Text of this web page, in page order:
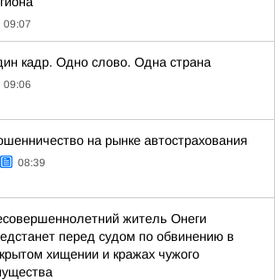
09:07
кадр. Одно слово. Одна страна
09:06
на рынке автострахования
08:39
житель Онеги
перед судом по обвинению в
хищении и кражах чужого